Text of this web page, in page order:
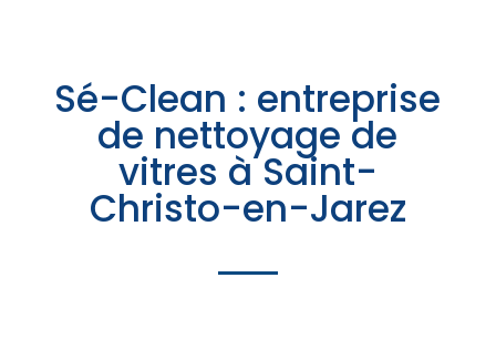
Sé-Clean : entreprise
de nettoyage de
vitres à Saint-
Christo-en-Jarez